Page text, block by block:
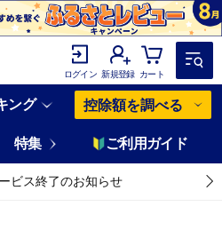
ログイン 新規登録 カート
ング 控除額を調べる
特集 ご利用ガイド
ビス終了のお知らせ